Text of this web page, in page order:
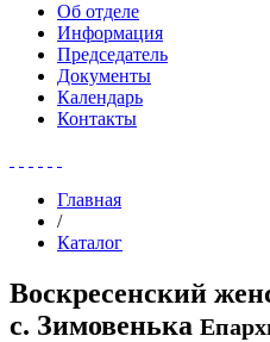
Об отделе
Информация
Председатель
Документы
Календарь
Контакты
Главная
/
Каталог
Воскресенский
с. Зимовенька